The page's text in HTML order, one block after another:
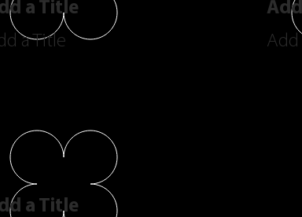
a Title
a Title
Add
a Title